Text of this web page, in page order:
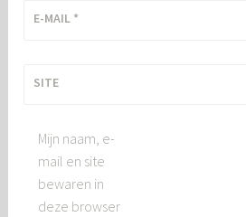
E-MAIL *
SITE
Mijn naam, e-
mail en site
bewaren in
deze browser